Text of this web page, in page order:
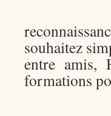
souhaitez
entre amis,
formations